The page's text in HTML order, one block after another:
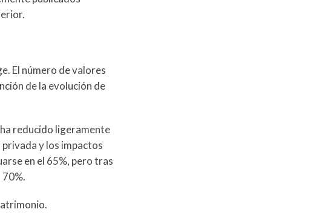
El número de valores
de la evolución de
reducido ligeramente
y los impactos
en el 65%, pero tras